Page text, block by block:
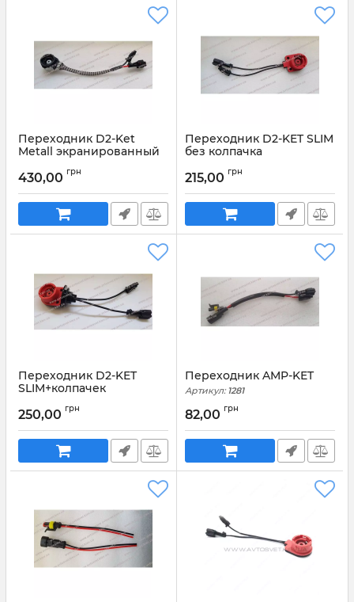
Переходник D2-Ket
Metall экранированный
Артикул: 1284
430,00 грн
Переходник D2-KET SLIM
без колпачка
215,00 грн
Переходник D2-KET
SLIM+колпачек
250,00 грн
Переходник AMP-KET
Артикул: 1281
82,00 грн